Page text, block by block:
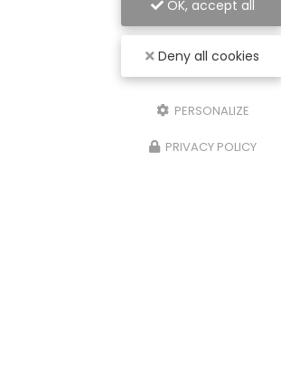
OK, accept all
Deny all cookies
PERSONALIZE
PRIVACY POLICY